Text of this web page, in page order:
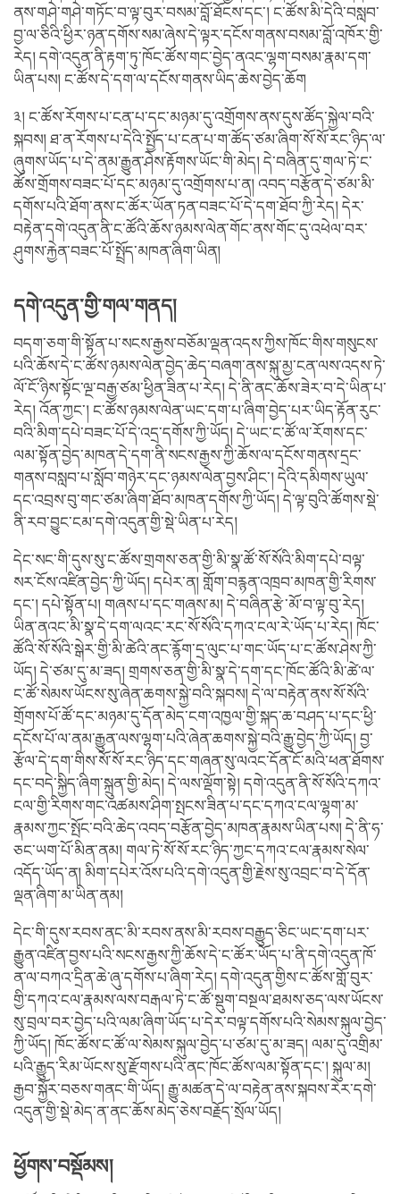
ནས་གཤེ་གཤེ་གཏོང་བ་ལྟ་བུར་བསམ་བློ་ཐོངས་དང་། ང་ཚོས་མི་དེའི་བསླབ་
བྱ་ལ་ཅིའི་ཕྱིར་ཉན་དགོས་སམ་ཞེས་དེ་ལྟར་དངོས་གནས་བསམ་བློ་འཁོར་གྱི་
རེད། དགེ་འདུན་ནི་རྟག་ཏུ་ཁོང་ཚོས་གང་བྱེད་ནའང་ལྷག་བསམ་རྣམ་དག་
ཡིན་པས། ང་ཚོས་དེ་དག་ལ་དངོས་གནས་ཡིད་ཆེས་བྱེད་ཆོག
༣། ང་ཚོས་རོགས་པ་ངན་པ་དང་མཉམ་དུ་འགྲོགས་ནས་དུས་ཚོད་སྐྱེལ་བའི་
སྐབས། ཐ་ན་རོགས་པ་དེའི་སྤྱོད་པ་ངན་པ་ག་ཚོད་ཙམ་ཞིག་སོ་སོ་རང་ཉིད་ལ་
ཞུགས་ཡོད་པ་དེ་ནམ་རྒྱུན་ཤེས་རྟོགས་ཡོང་གི་མེད། དེ་བཞིན་དུ་གལ་ཏེ་ང་
ཚོས་གྲོགས་བཟང་པོ་དང་མཉམ་དུ་འགྲོགས་པ་ན། འབད་བརྩོན་དེ་ཙམ་མི་
དགོས་པའི་ཐོག་ནས་ང་ཚོར་ཡོན་ཏན་བཟང་པོ་དེ་དག་ཐོབ་ཀྱི་རེད། དེར་
བརྟེན་དགེ་འདུན་ནི་ང་ཚོའི་ཆོས་ཉམས་ལེན་གོང་ནས་གོང་དུ་འཕེལ་བར་
ཤུགས་རྐྱེན་བཟང་པོ་སྤྲོད་མཁན་ཞིག་ཡིན།
དགེ་འདུན་གྱི་གལ་གནད།
བདག་ཅག་གི་སྟོན་པ་སངས་རྒྱས་བཅོམ་ལྡན་འདས་ཀྱིས་ཁོང་གིས་གསུངས་
པའི་ཆོས་དེ་ང་ཚོས་ཉམས་ལེན་བྱེད་ཆེད་བཞག་ནས་སྐུ་མྱ་ངན་ལས་འདས་ཏེ་
ལོ་ངོ་ཉིས་སྟོང་ལྔ་བརྒྱ་ཙམ་ཕྱིན་ཟིན་པ་རེད། དེ་ནི་ནང་ཆོས་ཟེར་བ་དེ་ཡིན་པ་
རེད། འོན་ཀྱང་། ང་ཚོས་ཉམས་ལེན་ཡང་དག་པ་ཞིག་བྱེད་པར་ཡིད་རྟོན་རུང་
བའི་མིག་དཔེ་བཟང་པོ་དེ་འདྲ་དགོས་ཀྱི་ཡོད། དེ་ཡང་ང་ཚོ་ལ་རོགས་དང་
ལམ་སྟོན་བྱེད་མཁན་དེ་དག་ནི་སངས་རྒྱས་ཀྱི་ཆོས་ལ་དངོས་གནས་དྲང་
གནས་བསླབ་པ་སློབ་གཉེར་དང་ཉམས་ལེན་བྱས་ཤིང་། དེའི་དམིགས་ཡུལ་
དང་འབྲས་བུ་གང་ཙམ་ཞིག་ཐོབ་མཁན་དགོས་ཀྱི་ཡོད། དེ་ལྟ་བུའི་ཚོགས་སྡེ་
ནི་རབ་བྱུང་ངམ་དགེ་འདུན་གྱི་སྡེ་ཡིན་པ་རེད།
དེང་སང་གི་དུས་སུ་ང་ཚོས་གྲགས་ཅན་གྱི་མི་སྣ་ཚོ་སོ་སོའི་མིག་དཔེ་བལྟ་
སར་ངོས་འཛིན་བྱེད་ཀྱི་ཡོད། དཔེར་ན། གློག་བརྙན་འཁྲབ་མཁན་གྱི་རིགས་
དང་། དཔེ་སྟོན་པ། གཞས་པ་དང་གཞས་མ། དེ་བཞིན་རྩེ་མོ་བ་ལྟ་བུ་རེད།
ཡིན་ནའང་མི་སྣ་དེ་དག་ལའང་རང་སོ་སོའི་དཀའ་ངལ་རེ་ཡོད་པ་རེད། ཁོང་
ཚོའི་སོ་སོའི་སྒེར་གྱི་མི་ཚེའི་ནང་རྙོག་དྲ་ལུང་པ་གང་ཡོད་པ་ང་ཚོས་ཤེས་ཀྱི་
ཡོད། དེ་ཙམ་དུ་མ་ཟད། གྲགས་ཅན་གྱི་མི་སྣ་དེ་དག་དང་ཁོང་ཚོའི་མི་ཚེ་ལ་
ང་ཚོ་སེམས་ཡོངས་སུ་ཞེན་ཆགས་སྐྱེ་བའི་སྐབས། དེ་ལ་བརྟེན་ནས་སོ་སོའི་
གྲོགས་པོ་ཚོ་དང་མཉམ་དུ་དོན་མེད་ངག་འཁྱལ་གྱི་སྐད་ཆ་བཤད་པ་དང་ཕྱི་
དངོས་པོ་ལ་ནམ་རྒྱུན་ལས་ལྷག་པའི་ཞེན་ཆགས་སྐྱེ་བའི་རྒྱུ་བྱེད་ཀྱི་ཡོད། བྱ་
རྩོལ་དེ་དག་གིས་སོ་སོ་རང་ཉིད་དང་གཞན་སུ་ལའང་དོན་ངོ་མའི་ཕན་ཐོགས་
དང་བདེ་སྐྱིད་ཞིག་སྐྲུན་གྱི་མེད། དེ་ལས་ལྡོག་སྟེ། དགེ་འདུན་ནི་སོ་སོའི་དཀའ་
ངལ་གྱི་རིགས་གང་འཚམས་ཤིག་སྤངས་ཟིན་པ་དང་དཀའ་ངལ་ལྷག་མ་
རྣམས་ཀྱང་སྤོང་བའི་ཆེད་འབད་བརྩོན་བྱེད་མཁན་རྣམས་ཡིན་པས། དེ་ནི་ཧ་
ཅང་ཡག་པོ་མིན་ནམ། གལ་ཏེ་སོ་སོ་རང་ཉིད་ཀྱང་དཀའ་ངལ་རྣམས་སེལ་
འདོད་ཡོད་ན། མིག་དཔེར་འོས་པའི་དགེ་འདུན་གྱི་རྗེས་སུ་འབྲང་བ་དེ་དོན་
ལྡན་ཞིག་མ་ཡིན་ནམ།
དེང་གི་དུས་རབས་ནང་མི་རབས་ནས་མི་རབས་བརྒྱུད་ཅིང་ཡང་དག་པར་
རྒྱུན་འཛིན་བྱས་པའི་སངས་རྒྱས་ཀྱི་ཆོས་དེ་ང་ཚོར་ཡོད་པ་ནི་དགེ་འདུན་ཁོ་
ན་ལ་བཀའ་དྲིན་ཆེ་ཞུ་དགོས་པ་ཞིག་རེད། དགེ་འདུན་གྱིས་ང་ཚོས་གློ་བུར་
གྱི་དཀའ་ངལ་རྣམས་ལས་བརྒལ་ཏེ་ང་ཚོ་སྡུག་བསྔལ་ཐམས་ཅད་ལས་ཡོངས་
སུ་བྲལ་བར་བྱེད་པའི་ལམ་ཞིག་ཡོད་པ་དེར་བལྟ་དགོས་པའི་སེམས་སྐུལ་བྱེད་
ཀྱི་ཡོད། ཁོང་ཚོས་ང་ཚོ་ལ་སེམས་སྐུལ་བྱེད་པ་ཙམ་དུ་མ་ཟད། ལམ་དུ་འགྲིམ་
པའི་རྒྱུད་རིམ་ཡོངས་སུ་རྫོགས་པའི་ནང་ཁོང་ཚོས་ལམ་སྟོན་དང་། སྐུལ་མ།
རྒྱབ་སྐྱོར་བཅས་གནང་གི་ཡོད། རྒྱུ་མཚན་དེ་ལ་བརྟེན་ནས་སྐབས་རེར་དགེ་
འདུན་གྱི་སྡེ་མེད་ན་ནང་ཆོས་མེད་ཅེས་བརྗོད་སྲོལ་ཡོད།
ཕྱོགས་བསྡོམས།